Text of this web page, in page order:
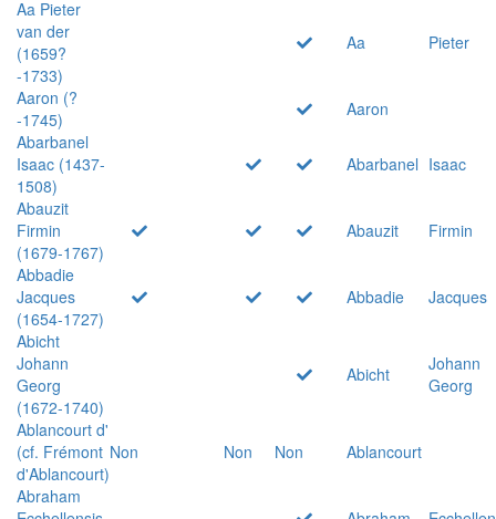
Aa Pieter
van der
(1659?
-1733)
Aa Pieter
Aaron (?
-1745)
Aaron
Abarbanel
Isaac (1437-
1508)
Abarbanel Isaac
Abauzit
Firmin
(1679-1767)
Abauzit
Firmin
Abbadie
Jacques
(1654-1727)
Abbadie
Jacques
Abicht
Johann
Georg
(1672-1740)
Abicht
Johann
Georg
Ablancourt d'
(cf. Frémont
d'Ablancourt)
Non Non Non
Ablancourt
Abraham